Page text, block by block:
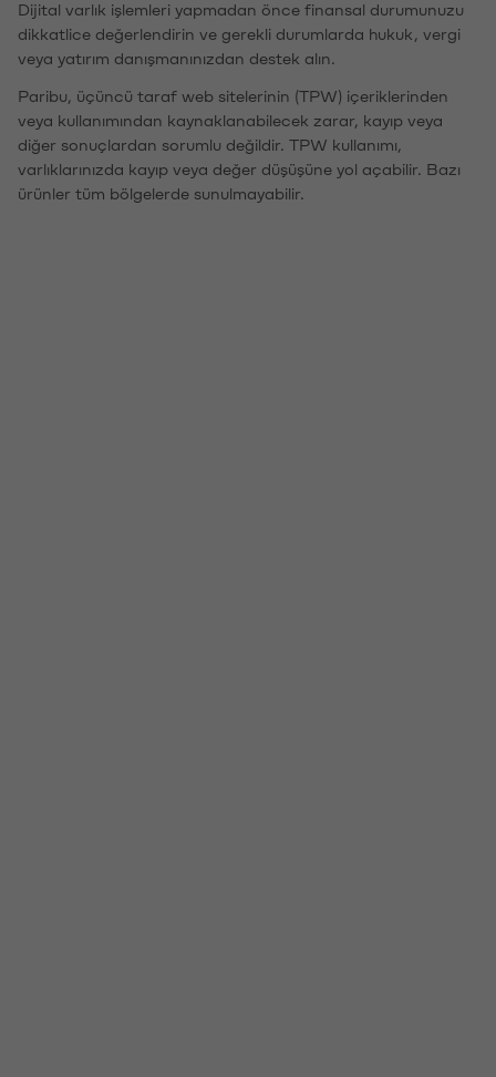
Dijital varlık işlemleri yapmadan önce finansal durumunuzu
dikkatlice değerlendirin ve gerekli durumlarda hukuk, vergi
veya yatırım danışmanınızdan destek alın.
Paribu, üçüncü taraf web sitelerinin (TPW) içeriklerinden
veya kullanımından kaynaklanabilecek zarar, kayıp veya
diğer sonuçlardan sorumlu değildir. TPW kullanımı,
varlıklarınızda kayıp veya değer düşüşüne yol açabilir. Bazı
ürünler tüm bölgelerde sunulmayabilir.